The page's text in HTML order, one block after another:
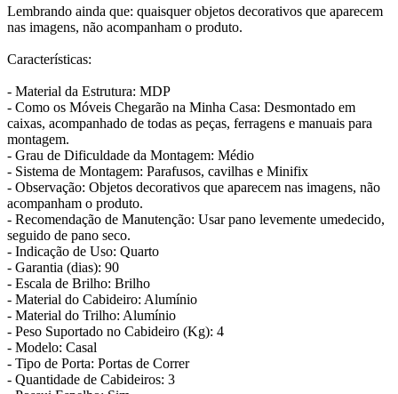
Lembrando ainda que: quaisquer objetos decorativos que aparecem
nas imagens, não acompanham o produto.
Características:
- Material da Estrutura: MDP
- Como os Móveis Chegarão na Minha Casa: Desmontado em
caixas, acompanhado de todas as peças, ferragens e manuais para
montagem.
- Grau de Dificuldade da Montagem: Médio
- Sistema de Montagem: Parafusos, cavilhas e Minifix
- Observação: Objetos decorativos que aparecem nas imagens, não
acompanham o produto.
- Recomendação de Manutenção: Usar pano levemente umedecido,
seguido de pano seco.
- Indicação de Uso: Quarto
- Garantia (dias): 90
- Escala de Brilho: Brilho
- Material do Cabideiro: Alumínio
- Material do Trilho: Alumínio
- Peso Suportado no Cabideiro (Kg): 4
- Modelo: Casal
- Tipo de Porta: Portas de Correr
- Quantidade de Cabideiros: 3